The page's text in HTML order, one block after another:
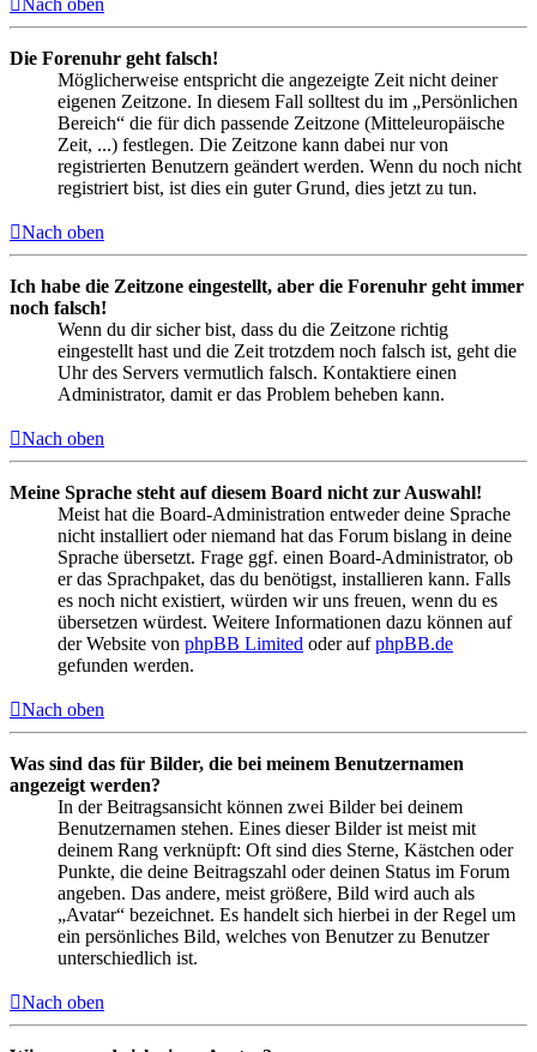
Nach oben
Die Forenuhr geht falsch!
Möglicherweise entspricht die angezeigte Zeit nicht deiner
eigenen Zeitzone. In diesem Fall solltest du im „Persönlichen
Bereich“ die für dich passende Zeitzone (Mitteleuropäische
Zeit, ...) festlegen. Die Zeitzone kann dabei nur von
registrierten Benutzern geändert werden. Wenn du noch nicht
registriert bist, ist dies ein guter Grund, dies jetzt zu tun.
Nach oben
Ich habe die Zeitzone eingestellt, aber die Forenuhr geht immer
noch falsch!
Wenn du dir sicher bist, dass du die Zeitzone richtig
eingestellt hast und die Zeit trotzdem noch falsch ist, geht die
Uhr des Servers vermutlich falsch. Kontaktiere einen
Administrator, damit er das Problem beheben kann.
Nach oben
Meine Sprache steht auf diesem Board nicht zur Auswahl!
Meist hat die Board-Administration entweder deine Sprache
nicht installiert oder niemand hat das Forum bislang in deine
Sprache übersetzt. Frage ggf. einen Board-Administrator, ob
er das Sprachpaket, das du benötigst, installieren kann. Falls
es noch nicht existiert, würden wir uns freuen, wenn du es
übersetzen würdest. Weitere Informationen dazu können auf
der Website von phpBB Limited oder aufphpBB.de
gefunden werden.
Nach oben
Was sind das für Bilder, die bei meinem Benutzernamen
angezeigt werden?
In der Beitragsansicht können zwei Bilder bei deinem
Benutzernamen stehen. Eines dieser Bilder ist meist mit
deinem Rang verknüpft: Oft sind dies Sterne, Kästchen oder
Punkte, die deine Beitragszahl oder deinen Status im Forum
angeben. Das andere, meist größere, Bild wird auch als
„Avatar“ bezeichnet. Es handelt sich hierbei in der Regel um
ein persönliches Bild, welches von Benutzer zu Benutzer
unterschiedlich ist.
Nach oben